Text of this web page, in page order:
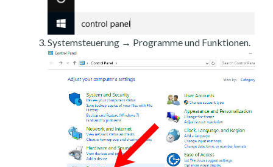
Systemsteuerung → Programme und Funktionen.